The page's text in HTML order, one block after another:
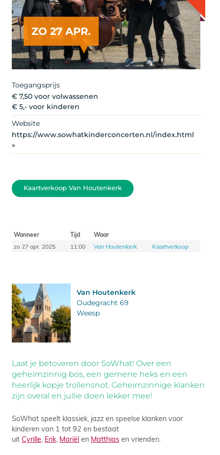
ZO 27 APR.
Artist
Toegangsprijs
€ 7,50 voor volwassenen
€ 5,- voor kinderen
Website
https://www.sowhatkinderconcerten.nl/index.html
»
Kaartverkoop Van Houtenkerk
Wanneer Tijd
Waar
zo 27 apr. 2025
11:00 Van Houtenkerk Kaartverkoop
Van Houtenkerk
Oudegracht 69
Weesp
Laat je betoveren door SoWhat! Over een
geheimzinnig bos, een gemene heks en een
heerlijk kopje trollensnot. Geheimzinnige klanken
zijn overal en jullie doen lekker mee!
SoWhat speelt klassiek, jazz en speelse klanken voor
kinderen van 1 tot 92 en bestaat
uit Cyrille Erik Mariël en Matthias en vrienden.